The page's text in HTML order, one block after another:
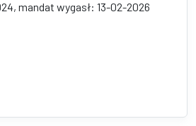
mandat wygasł: 13-02-2026